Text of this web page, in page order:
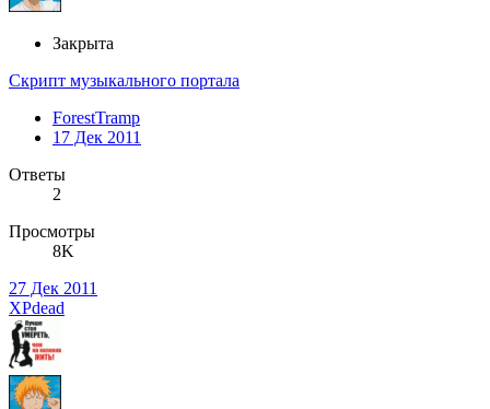
Закрыта
Скрипт музыкального портала
ForestTramp
17 Дек 2011
Ответы
2
Просмотры
8K
27 Дек 2011
XPdead